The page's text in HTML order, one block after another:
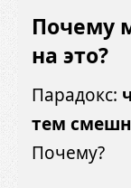
Почему
на это?
Парадокс:
тем
Почему?